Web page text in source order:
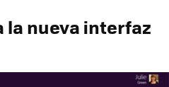
nueva interfaz